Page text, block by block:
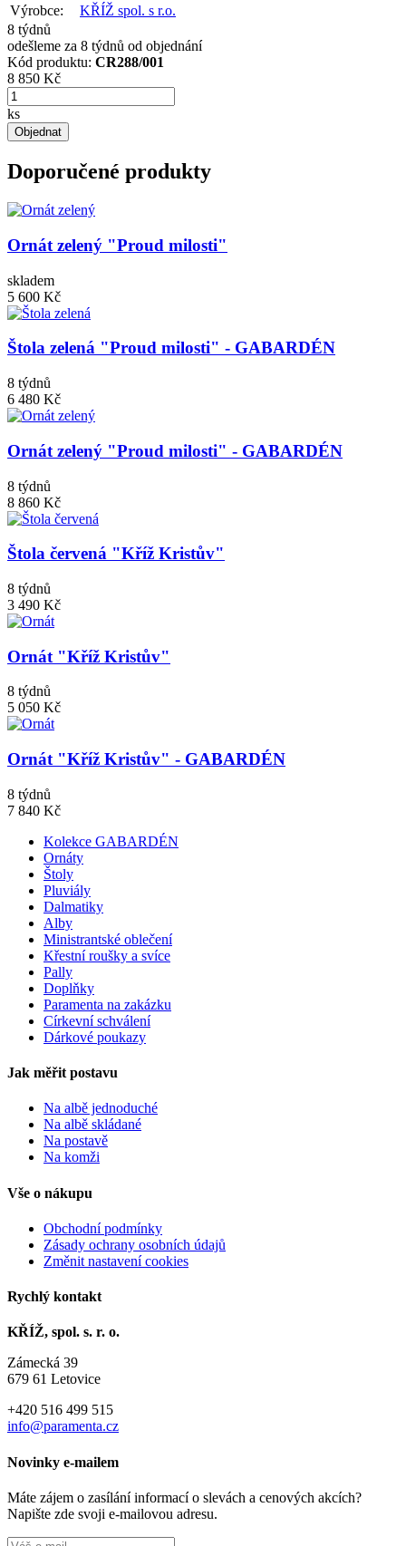
Výrobce:
KŘÍŽ spol. s r.o.
8 týdnů
odešleme za 8 týdnů od objednání
Kód produktu: CR288/001
8 850 Kč
ks
Objednat
Doporučené produkty
Ornát zelený "Proud milosti"
skladem
5 600 Kč
Štola zelená "Proud milosti" - GABARDÉN
8 týdnů
6 480 Kč
Ornát zelený "Proud milosti" - GABARDÉN
8 týdnů
8 860 Kč
Štola červená "Kříž Kristův"
8 týdnů
3 490 Kč
Ornát "Kříž Kristův"
8 týdnů
5 050 Kč
Ornát "Kříž Kristův" - GABARDÉN
8 týdnů
7 840 Kč
Kolekce GABARDÉN
Ornáty
Štoly
Pluviály
Dalmatiky
Alby
Ministrantské oblečení
Křestní roušky a svíce
Pally
Doplňky
Paramenta na zakázku
Církevní schválení
Dárkové poukazy
Jak měřit postavu
Na albě jednoduché
Na albě skládané
Na postavě
Na komži
Vše o nákupu
Obchodní podmínky
Zásady ochrany osobních údajů
Změnit nastavení cookies
Rychlý kontakt
KŘÍŽ, spol. s. r. o.
Zámecká 39
679 61 Letovice
+420 516 499 515
info@paramenta.cz
Novinky e-mailem
Máte zájem o zasílání informací o slevách a cenových akcích?
Napište zde svoji e-mailovou adresu.